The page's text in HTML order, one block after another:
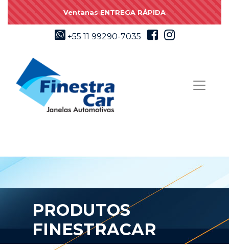
Ventanas ENTREGA RÁPIDA
+55 11 99290-7035
PRODUTOS
FINESTRACAR